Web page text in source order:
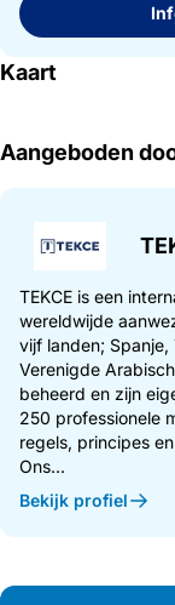
Kaart
Aangeboden
TEKCE is een
wereldwijde
vijf landen;
Verenigde
beheerd en zijn
250 professionele
regels, principes
Ons...
Bekijk profiel